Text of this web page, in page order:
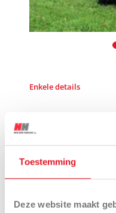
Toestemming
Deze website maakt
Enkele details
Ecologisch
Eenvoudig